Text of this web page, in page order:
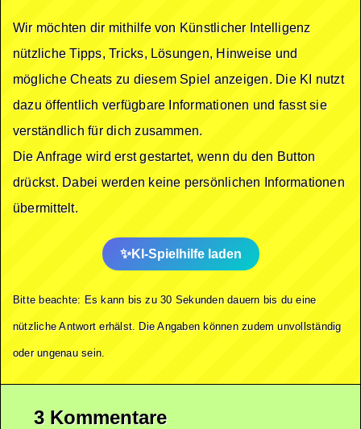
Wir möchten dir mithilfe von Künstlicher Intelligenz
nützliche Tipps, Tricks, Lösungen, Hinweise und
mögliche Cheats zu diesem Spiel anzeigen. Die KI nutzt
dazu öffentlich verfügbare Informationen und fasst sie
verständlich für dich zusammen.
Die Anfrage wird erst gestartet, wenn du den Button
drückst. Dabei werden keine persönlichen Informationen
übermittelt.
KI-Spielhilfe laden
Bitte beachte: Es kann bis zu 30 Sekunden dauern bis du eine
nützliche Antwort erhälst. Die Angaben können zudem unvollständig
oder ungenau sein.
3 Kommentare